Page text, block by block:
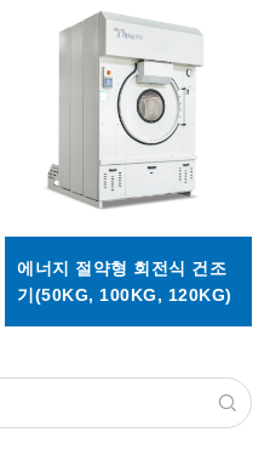
에너지 절약형 회전식 건조
기(50KG, 100KG, 120KG)